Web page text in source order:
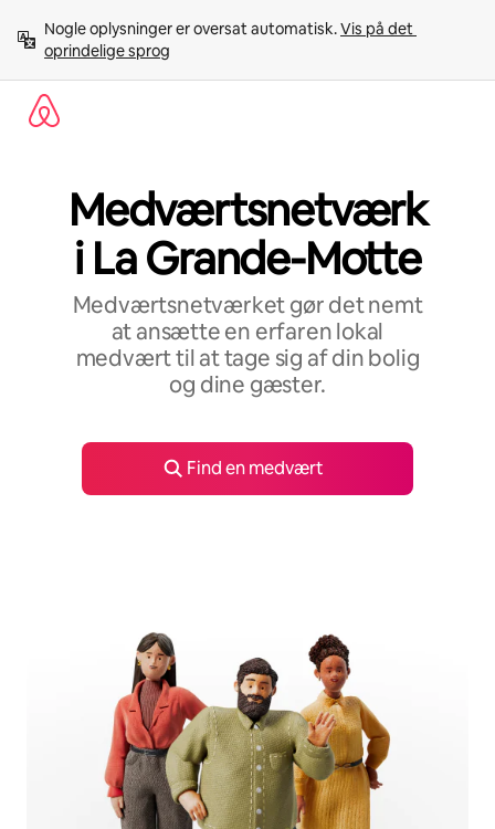
videre
indhold
Nogle oplysninger er oversat automatisk. Vis på det
oprindelige sprog
Medværtsnetværk
i La Grande-Motte
Medværtsnetværket gør det nemt
at ansætte en erfaren lokal
medvært til at tage sig af din bolig
og dine gæster.
Find en medvært